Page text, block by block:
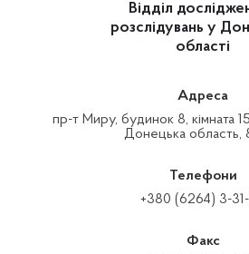
Відділ
розслідувань у
області
Адреса
пр-т Миру, будинок 8, кімната
Донецька область,
Телефони
+380 (6264) 3-
Факс